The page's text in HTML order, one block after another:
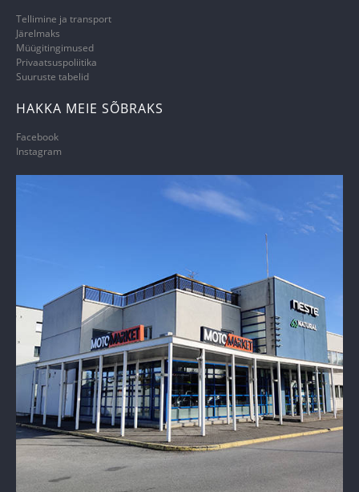
Tellimine ja transport
Järelmaks
Müügitingimused
Privaatsuspoliitika
Suuruste tabelid
HAKKA MEIE SÕBRAKS
Facebook
Instagram